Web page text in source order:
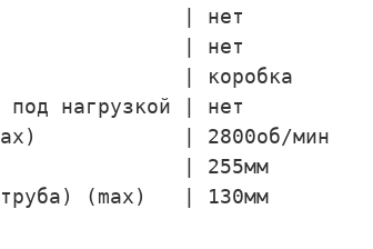
| нет
| нет
| коробка
под нагрузкой | нет
(max)            | 2800об/мин
| 255мм
труба) (max)   | 130мм